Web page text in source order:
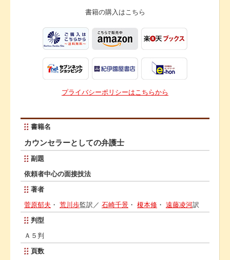
書籍の購入はこちら
プライバシーポリシーはこちらから
書籍名
カウンセラーとしての弁護士
副題
依頼者中心の面接技法
著者
菅原郁夫 ・ 荒川歩監訳／ 石崎千景 ・ 榎本修 ・ 遠藤凌河訳
判型
Ａ５判
頁数